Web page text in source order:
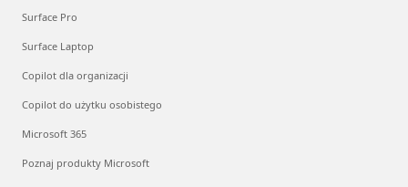
Surface Pro
Surface Laptop
Copilot dla organizacji
Copilot do użytku osobistego
Microsoft 365
Poznaj produkty Microsoft